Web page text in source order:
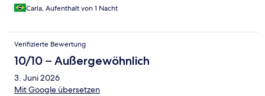
Carla, Aufenthalt von 1 Nacht
Verifizierte Bewertung
10/10 – Außergewöhnlich
3. Juni 2026
Mit Google übersetzen